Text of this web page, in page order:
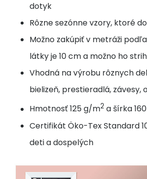
dotyk
Rôzne sezónne vzory, ktoré
Možno zakúpiť v metráži
látky je 10 cm a možno ho
Vhodná na výrobu rôznych
bielizeň, prestieradlá, závesy,
Hmotnosť 125 g/m2 a šírka
Certifikát Öko-Tex Standard
deti a dospelých